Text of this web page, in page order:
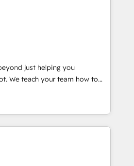
API Integration project... ⬅️
⬅️ to access 150+ Kickstart
that put HubSpot in the center
🛍️ Shopify or
or Paypal 💰 Sage or
or Microsoft ✍️ DocuSign or
Integrations"
data across... 🔄 any
with Advanced Website and
our in-house "HubScrub" Tool.
just helping you
to
of They Ask, You
only HubSpot partner built
and training. That means
internal team you need to
close deals faster, and grow